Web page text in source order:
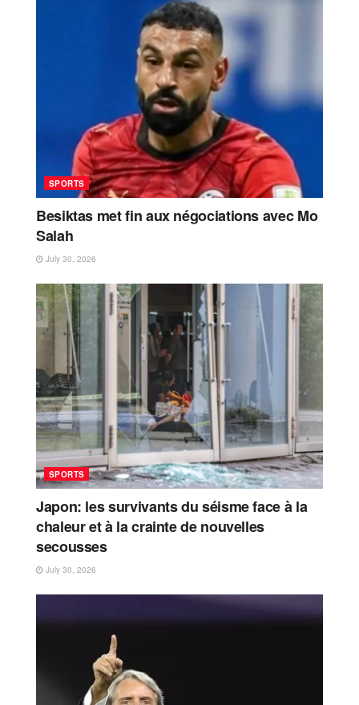
SPORTS
Besiktas met fin aux négociations avec Mo
Salah
July 30, 2026
SPORTS
Japon: les survivants du séisme face à la
chaleur et à la crainte de nouvelles
secousses
July 30, 2026